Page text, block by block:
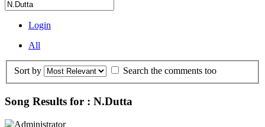
Login
All
Sort by Search the comments too
Song Results for : N.Dutta